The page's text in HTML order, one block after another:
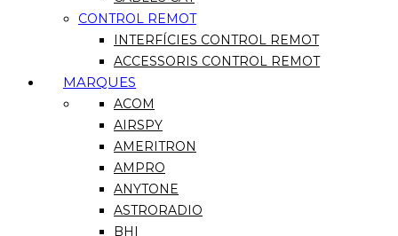
CONTROL REMOT
INTERFÍCIES CONTROL REMOT
ACCESSORIS CONTROL REMOT
MARQUES
ACOM
AIRSPY
AMERITRON
AMPRO
ANYTONE
ASTRORADIO
BHI